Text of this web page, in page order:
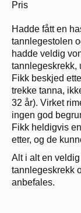
Pris
Hadde fått en
tannlegestolen
hadde veldig
tannlegeskrekk,
Fikk beskjed
trekke tanna,
32 år). Virket
ingen god
Fikk heldigvis
etter, og de
Alt i alt en
tannlegeskrekk
anbefales.